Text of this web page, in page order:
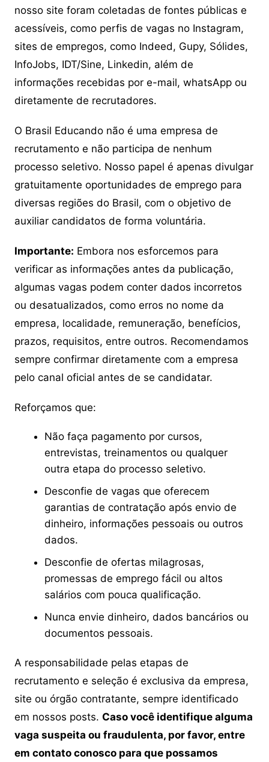
nosso site foram coletadas de fontes públicas e
acessíveis, como perfis de vagas no Instagram,
sites de empregos, como Indeed, Gupy, Sólides,
InfoJobs, IDT/Sine, Linkedin, além de
informações recebidas por e-mail, whatsApp ou
diretamente de recrutadores.
O Brasil Educando não é uma empresa de
recrutamento e não participa de nenhum
processo seletivo. Nosso papel é apenas divulgar
gratuitamente oportunidades de emprego para
diversas regiões do Brasil, com o objetivo de
auxiliar candidatos de forma voluntária.
Importante: Embora nos esforcemos para
verificar as informações antes da publicação,
algumas vagas podem conter dados incorretos
ou desatualizados, como erros no nome da
empresa, localidade, remuneração, benefícios,
prazos, requisitos, entre outros. Recomendamos
sempre confirmar diretamente com a empresa
pelo canal oficial antes de se candidatar.
Reforçamos que:
Não faça pagamento por cursos,
entrevistas, treinamentos ou qualquer
outra etapa do processo seletivo.
Desconfie de vagas que oferecem
garantias de contratação após envio de
dinheiro, informações pessoais ou outros
dados.
Desconfie de ofertas milagrosas,
promessas de emprego fácil ou altos
salários com pouca qualificação.
Nunca envie dinheiro, dados bancários ou
documentos pessoais.
A responsabilidade pelas etapas de
recrutamento e seleção é exclusiva da empresa,
site ou órgão contratante, sempre identificado
em nossos posts. Caso você identifique alguma
vaga suspeita ou fraudulenta, por favor, entre
em contato conosco para que possamos